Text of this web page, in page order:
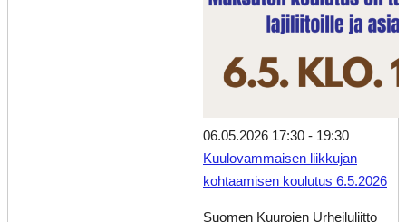
06.05.2026 17:30 - 19:30
Kuulovammaisen liikkujan
kohtaamisen koulutus 6.5.2026
Suomen Kuurojen Urheiluliitto